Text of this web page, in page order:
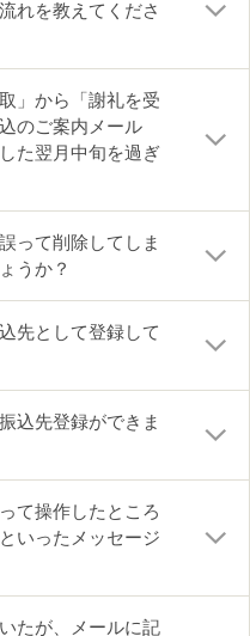
れを教えてくださ
」から「謝礼を受
のご案内メール
た翌月中旬を過ぎ
って削除してしま
うか？
先として登録して
込先登録ができま
て操作したところ
いったメッセージ
たが、メールに記